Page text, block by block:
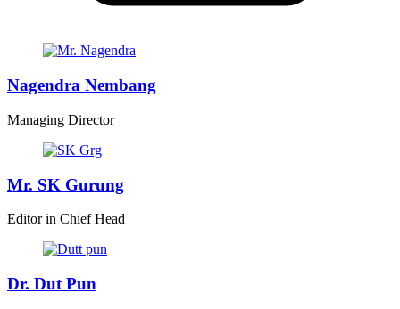
Nagendra Nembang
Managing Director
Mr. SK Gurung
Editor in Chief Head
Dr. Dut Pun